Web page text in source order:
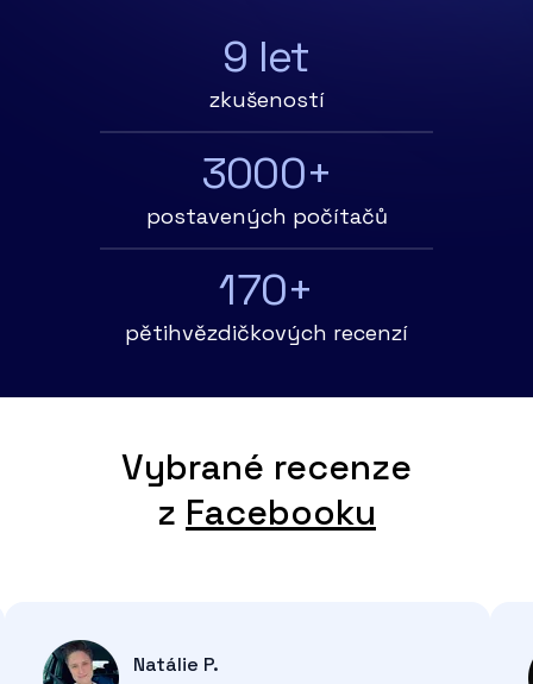
9 let
zkušeností
3000+
postavených počítačů
170+
pětihvězdičkových recenzí
Vybrané recenze
z Facebooku
Natálie P.